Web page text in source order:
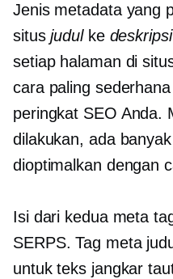
Jenis metadata yang
situsjudulke deskripsi
setiap halaman di
cara paling
peringkat SEO Anda.
dilakukan, ada
dioptimalkan dengan
Isi dari kedua meta
SERPS. Tag meta
untuk teks jangkar